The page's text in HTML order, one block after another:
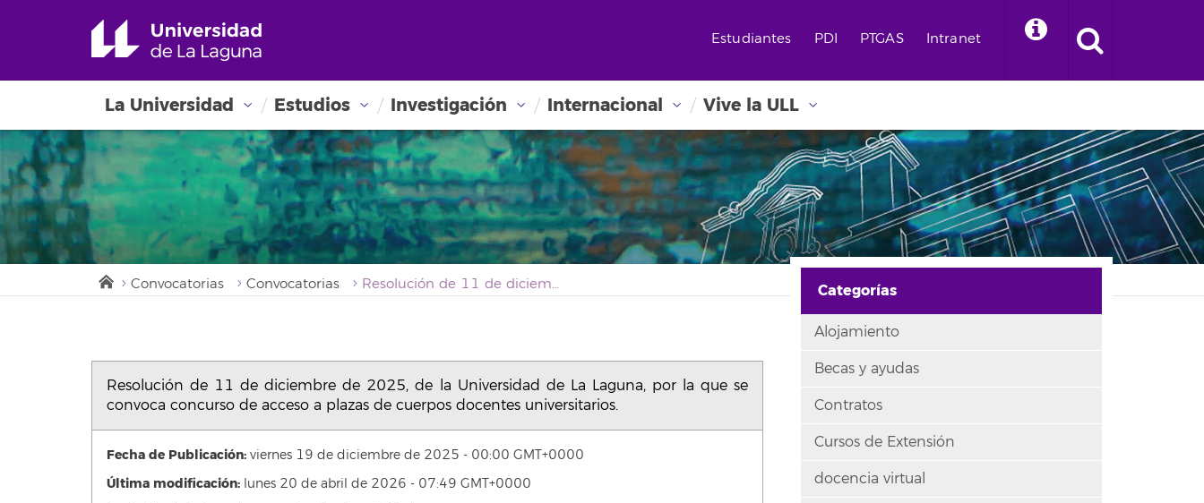
Estudiantes PDI PTGAS Intranet
La Universidad Estudios Investigación Internacional Vive la ULL
Convocatorias Convocatorias Resolución de 11 de diciembre de 2025, de la Universidad de La Laguna, por la que se convoca concurso de acceso a plazas de cuerpos docentes universitarios.
Resolución de 11 de diciembre de 2025, de la Universidad de La Laguna, por la que se
convoca concurso de acceso a plazas de cuerpos docentes universitarios.
Fecha de Publicación: viernes 19 de diciembre de 2025 - 00:00 GMT+0000
Última modificación: lunes 20 de abril de 2026 - 07:49 GMT+0000
Categorías
Alojamiento
Becas y ayudas
Contratos
Cursos de Extensión
docencia virtual